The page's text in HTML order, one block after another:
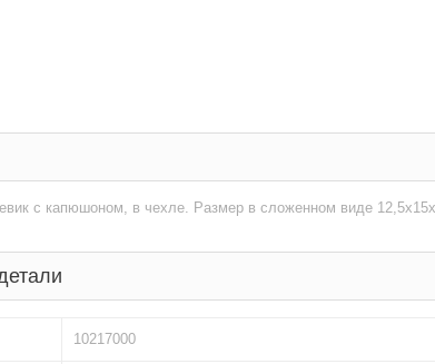
с капюшоном, в чехле. Размер в сложенном виде
10217000